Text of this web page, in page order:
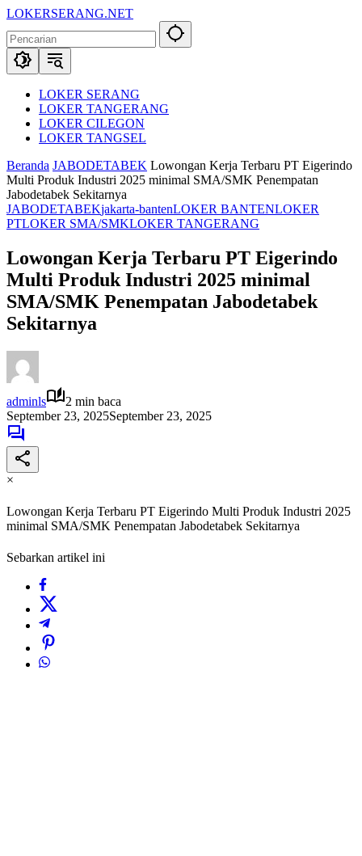
Langsung
konten
LOKERSERANG.NET
Lowongan
Kerja
Serang
SekitarnyaLOKER SERANG
LOKER TANGERANG
LOKER CILEGON
LOKER TANGSEL
Beranda JABODETABEK Lowongan Kerja Terbaru PT Eigerindo
Multi Produk Industri 2025 minimal SMA/SMK Penempatan
Jabodetabek Sekitarnya
JABODETABEKjakarta-bantenLOKER BANTENLOKER
PTLOKER SMA/SMKLOKER TANGERANG
Lowongan Kerja Terbaru PT Eigerindo
Multi Produk Industri 2025 minimal
SMA/SMK Penempatan Jabodetabek
Sekitarnya
adminls
2 min baca
September 23, 2025September 23, 2025
×
Lowongan Kerja Terbaru PT Eigerindo Multi Produk Industri 2025
minimal SMA/SMK Penempatan Jabodetabek Sekitarnya
Sebarkan artikel ini